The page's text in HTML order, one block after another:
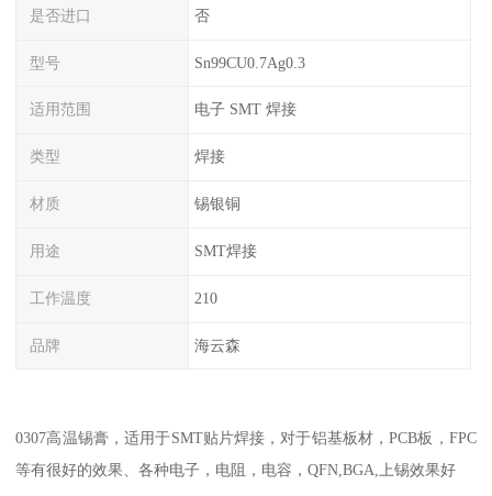
是否进口 否
型号 Sn99CU0.7Ag0.3
适用范围 电子 SMT 焊接
类型 焊接
材质 锡银铜
用途 SMT焊接
工作温度 210
品牌 海云森
0307高温锡膏，适用于SMT贴片焊接，对于铝基板材，PCB板，FPC
等有很好的效果、各种电子，电阻，电容，QFN,BGA,上锡效果好